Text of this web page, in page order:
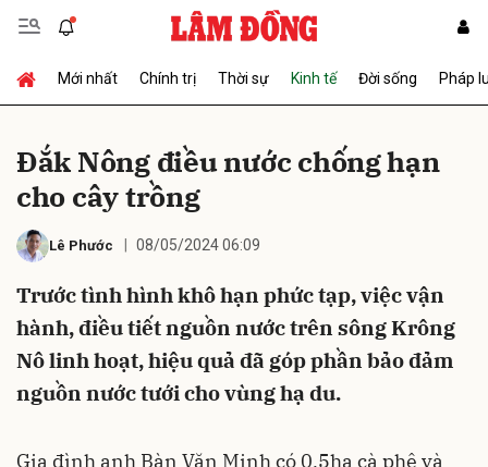
Mới nhất Chính trị Thời sự Kinh tế Đời sống Pháp
Đắk Nông điều nước chống hạn
cho cây trồng
Lê Phước 08/05/2024 06:09
Trước tình hình khô hạn phức tạp, việc vận
hành, điều tiết nguồn nước trên sông Krông
Nô linh hoạt, hiệu quả đã góp phần bảo đảm
nguồn nước tưới cho vùng hạ du.
Gia đình anh Bàn Văn Minh có 0,5ha cà phê và
Gửi bình luận
Hủy Gửi